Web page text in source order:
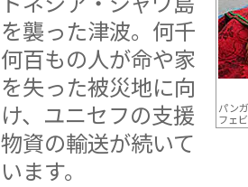
パン
フェ
を襲った津波。何千
何百もの人が命や家
を失った被災地に向
け、ユニセフの支援
物資の輸送が続いて
います。